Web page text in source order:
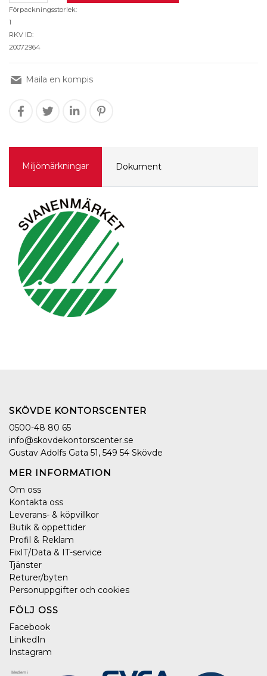
Förpackningsstorlek:
1
RKV ID:
20072964
Maila en kompis
Miljömärkningar Dokument
SKÖVDE KONTORSCENTER
0500-48 80 65
info@skovdekontorscenter.se
Gustav Adolfs Gata 51, 549 54 Skövde
MER INFORMATION
Om oss
Kontakta oss
Leverans- & köpvillkor
Butik & öppettider
Profil & Reklam
FixIT/Data & IT-service
Tjänster
Returer/byten
Personuppgifter och cookies
FÖLJ OSS
Facebook
LinkedIn
Instagram